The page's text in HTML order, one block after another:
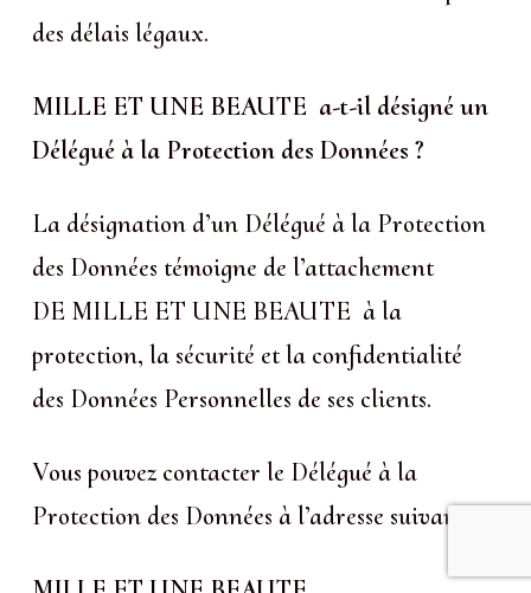
des délais légaux.
MILLE ET UNE BEAUTE a-t-il désigné un
Délégué à la Protection des Données ?
La désignation d’un Délégué à la Protection
des Données témoigne de l’attachement
DE MILLE ET UNE BEAUTE à la
protection, la sécurité et la confidentialité
des Données Personnelles de ses clients.
Vous pouvez contacter le Délégué à la
Protection des Données à l’adresse suivante :